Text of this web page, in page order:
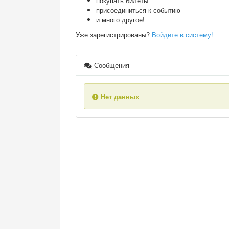
присоединиться к событию
и много другое!
Уже зарегистрированы? Войдите в систему!
Сообщения
Нет данных